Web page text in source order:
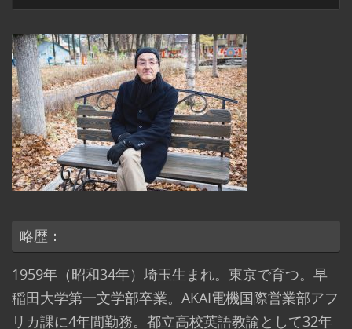
索
略歴：
1959年（昭和34年）埼玉生まれ。東京で育つ。早
稲田大学第一文学部卒業。AKAI電機国際営業部アフ
リカ課に4年間勤務。都立高校英語教諭として32年